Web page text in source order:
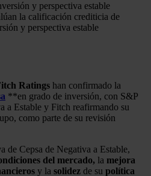
la calificación crediticia de
y perspectiva estable
Ratings han confirmado la
**en grado de inversión, con S&P
a Estable y Fitch reafirmando su
como parte de su revisión
de Cepsa de Negativa a Estable,
del mercado, la mejora
y la solidez de su política